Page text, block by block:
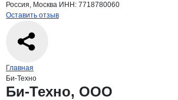
Россия, Москва ИНН: 7718780060
Оставить отзыв
Навигация по сайту
Главная
Би-Техно
Основная информация о
Би-Техно, ООО